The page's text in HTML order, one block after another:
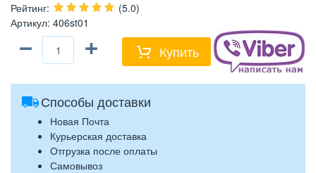
Рейтинг:
(5.0)
Артикул: 406st01
− + Купить
Способы доставки
Новая Почта
Курьерская доставка
Отгрузка после оплаты
Самовывоз